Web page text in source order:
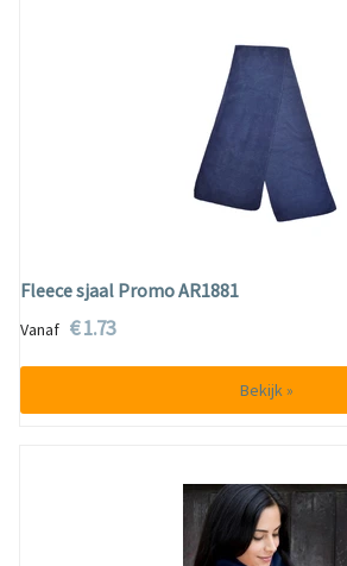
Fleece sjaal Promo AR1881
Vanaf € 1.73
Bekijk »